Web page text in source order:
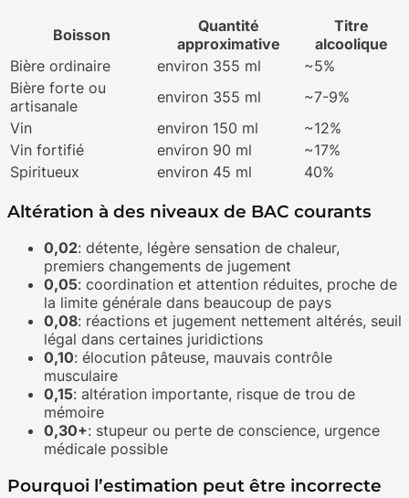
Boisson
Quantité
approximative
Titre
alcoolique
Bière ordinaire
environ 355 ml
~5%
Bière forte ou
artisanale
environ 355 ml
~7-9%
Vin
environ 150 ml
~12%
Vin fortifié
environ 90 ml
~17%
Spiritueux
environ 45 ml 40%
Altération à des niveaux de BAC courants
0,02: détente, légère sensation de chaleur,
premiers changements de jugement
0,05: coordination et attention réduites, proche de
la limite générale dans beaucoup de pays
0,08: réactions et jugement nettement altérés, seuil
légal dans certaines juridictions
0,10: élocution pâteuse, mauvais contrôle
musculaire
0,15: altération importante, risque de trou de
mémoire
0,30+: stupeur ou perte de conscience, urgence
médicale possible
Pourquoi l’estimation peut être incorrecte